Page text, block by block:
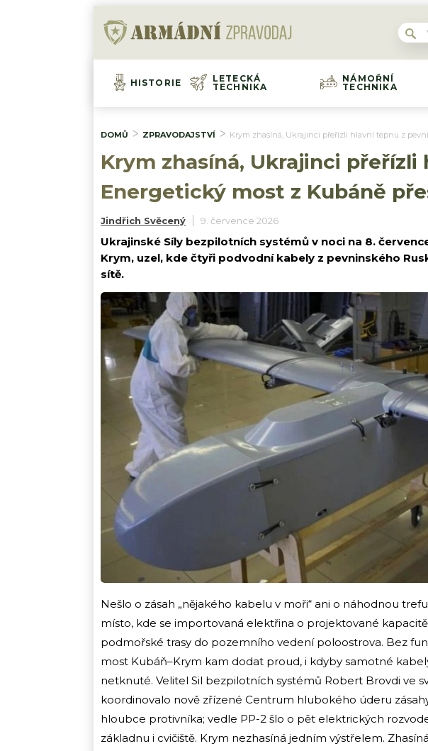
HISTORIE
LETECKÁ
TECHNIKA
NÁMOŘNÍ
TECHNIKA
DOMŮ ZPRAVODAJSTVÍ Krym zhasíná, Ukrajinci přeřízli hlavní tepnu z
Krym zhasíná, Ukrajinci
Energetický most z Kubáně
Jindřich Svěcený 9. července 2026
Ukrajinské Síly bezpilotních systémů v noci na 8.
Krym, uzel, kde čtyři podvodní kabely z pevninského
sítě.
Nešlo o zásah „nějakého kabelu v moři“ ani o náhodnou
místo, kde se importovaná elektřina o projektované
podmořské trasy do pozemního vedení poloostrova. Bez
most Kubáň–Krym kam dodat proud, i kdyby samotné
netknuté. Velitel Sil bezpilotních systémů Robert Brovdi ve
koordinovalo nově zřízené Centrum hlubokého úderu
hloubce protivníka; vedle PP-2 šlo o pět elektrických
základnu i cvičiště. Krym nezhasíná jedním výstřelem.